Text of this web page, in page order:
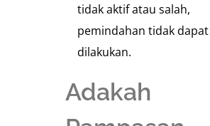
tidak aktif atau salah,
pemindahan tidak dapat
dilakukan.
Adakah